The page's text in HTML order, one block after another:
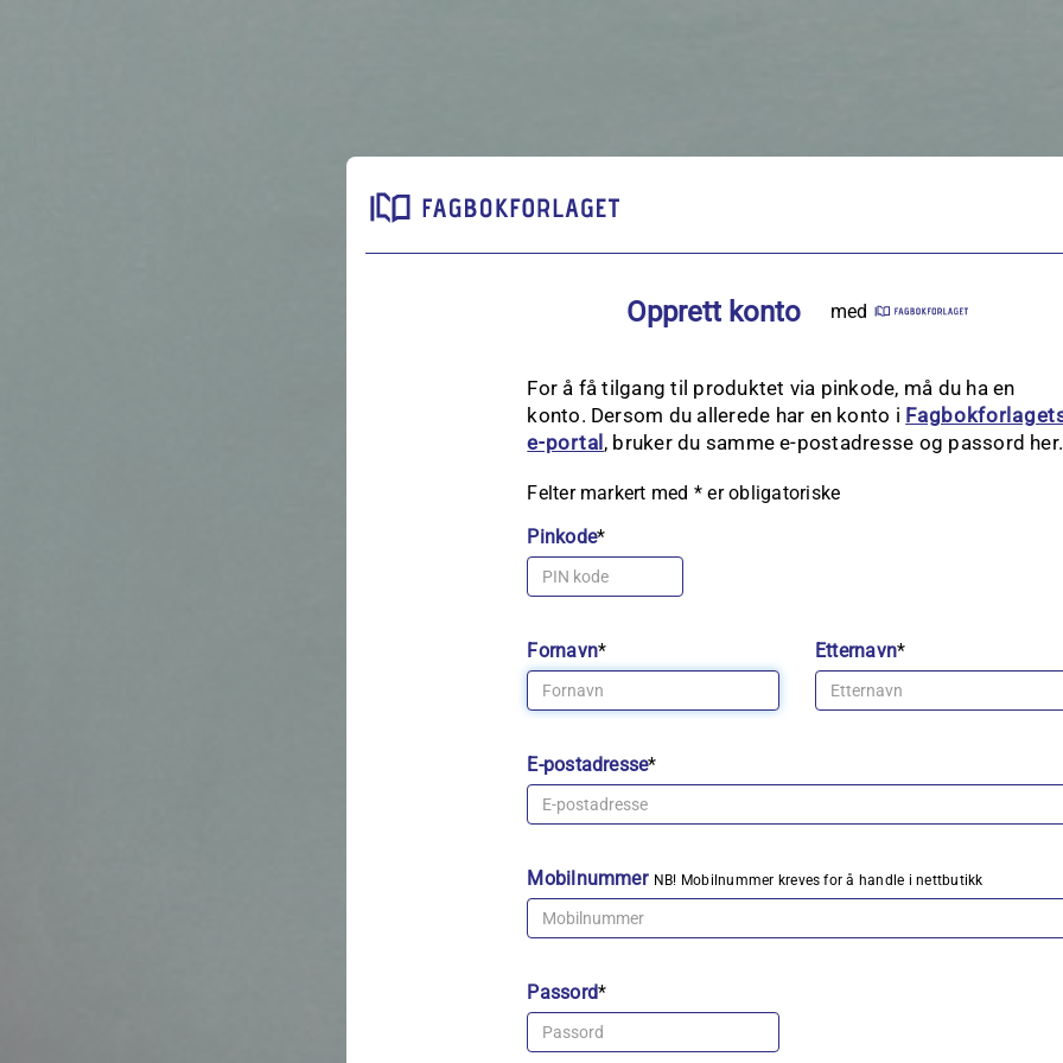
Opprett konto med
For å få tilgang til produktet via pinkode, må du ha en
konto. Dersom du allerede har en konto i
e‑portal, bruker du samme e-postadresse og passord her.
Felter markert med * er obligatoriske
Pinkode*
Fornavn* Etternavn*
E-postadresse*
Mobilnummer NB! Mobilnummer kreves for å handle i nettbutikk
Passord*